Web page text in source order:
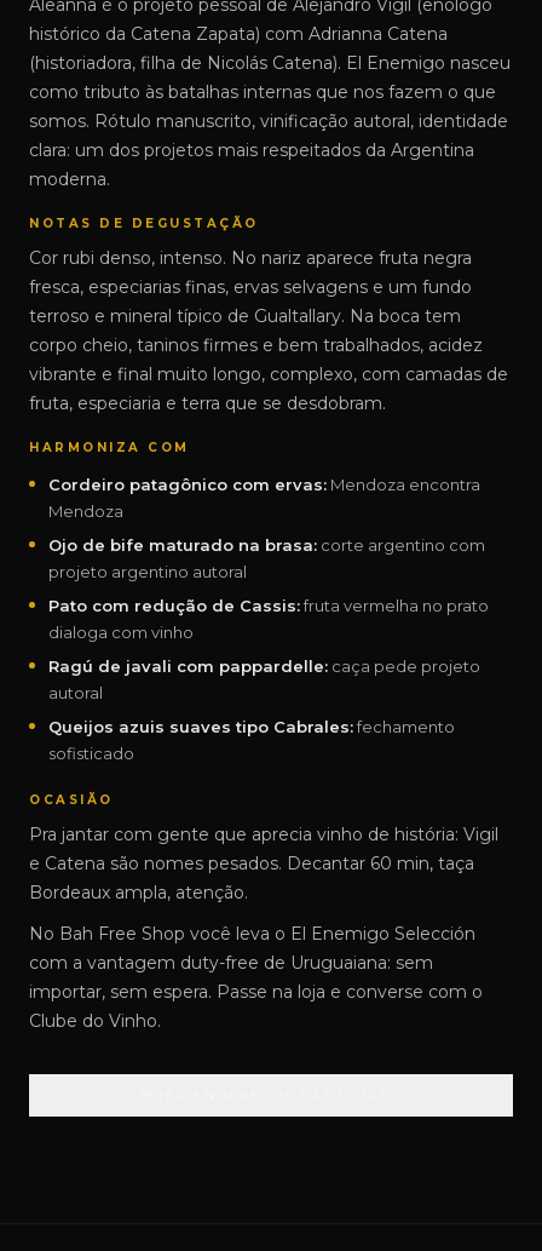
Aleanna é o projeto pessoal de Alejandro Vigil (enólogo
histórico da Catena Zapata) com Adrianna Catena
(historiadora, filha de Nicolás Catena). El Enemigo nasceu
como tributo às batalhas internas que nos fazem o que
somos. Rótulo manuscrito, vinificação autoral, identidade
clara: um dos projetos mais respeitados da Argentina
moderna.
NOTAS DE DEGUSTAÇÃO
Cor rubi denso, intenso. No nariz aparece fruta negra
fresca, especiarias finas, ervas selvagens e um fundo
terroso e mineral típico de Gualtallary. Na boca tem
corpo cheio, taninos firmes e bem trabalhados, acidez
vibrante e final muito longo, complexo, com camadas de
fruta, especiaria e terra que se desdobram.
HARMONIZA COM
Cordeiro patagônico com ervas: Mendoza encontra
Mendoza
Ojo de bife maturado na brasa: corte argentino com
projeto argentino autoral
Pato com redução de Cassis:fruta vermelha no prato
dialoga com vinho
Ragú de javali com pappardelle: caça pede projeto
autoral
Queijos azuis suaves tipo Cabrales:fechamento
sofisticado
OCASIÃO
Pra jantar com gente que aprecia vinho de história: Vigil
e Catena são nomes pesados. Decantar 60 min, taça
Bordeaux ampla, atenção.
No Bah Free Shop você leva o El Enemigo Selección
com a vantagem duty-free de Uruguaiana: sem
importar, sem espera. Passe na loja e converse com o
Clube do Vinho.